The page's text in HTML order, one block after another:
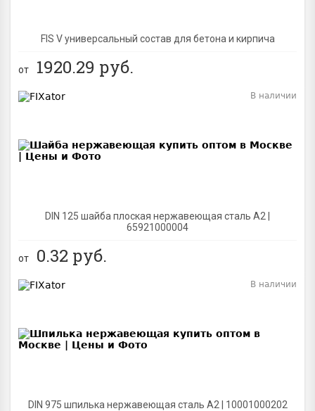
FIS V универсальный состав для бетона и кирпича
от 1920.29 руб.
DIN 125 шайба плоская нержавеющая сталь A2 |
65921000004
В наличии
от 0.32 руб.
DIN 975 шпилька нержавеющая сталь A2 | 10001000202
В наличии